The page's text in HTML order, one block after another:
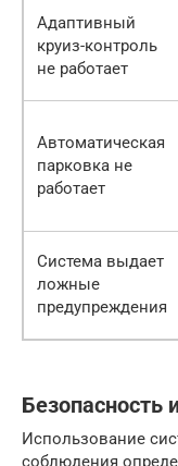
Адаптивный
круиз-контроль
не работает
Автоматическая
парковка не
работает
Система выдает
ложные
предупреждения
Безопасность
Использование
соблюдения